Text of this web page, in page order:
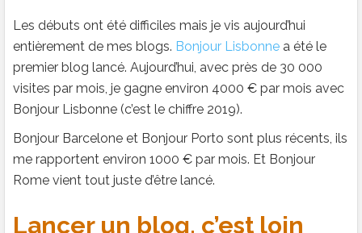
Les débuts ont été difficiles mais je vis aujourd’hui
entièrement de mes blogs. Bonjour Lisbonne a été le
premier blog lancé. Aujourd’hui, avec près de 30 000
visites par mois, je gagne environ 4000 € par mois avec
Bonjour Lisbonne (c’est le chiffre 2019).
Bonjour Barcelone et Bonjour Porto sont plus récents, ils
me rapportent environ 1000 € par mois. Et Bonjour
Rome vient tout juste d’être lancé.
Lancer un blog, c’est loin